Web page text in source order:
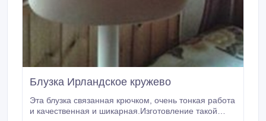
Блузка Ирландское кружево
Эта блузка связанная крючком, очень тонкая работа
и качественная и шикарная.Изготовление такой